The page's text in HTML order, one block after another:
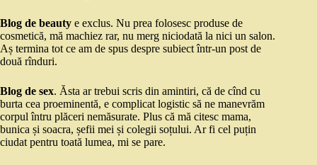
Blog de beauty e exclus. Nu prea folosesc produse de
cosmetică, mă machiez rar, nu merg niciodată la nici un salon.
Aș termina tot ce am de spus despre subiect într-un post de
două rînduri.
Blog de sex. Ăsta ar trebui scris din amintiri, că de cînd cu
burta cea proeminentă, e complicat logistic să ne manevrăm
corpul întru plăceri nemăsurate. Plus că mă citesc mama,
bunica și soacra, șefii mei și colegii soțului. Ar fi cel puțin
ciudat pentru toată lumea, mi se pare.